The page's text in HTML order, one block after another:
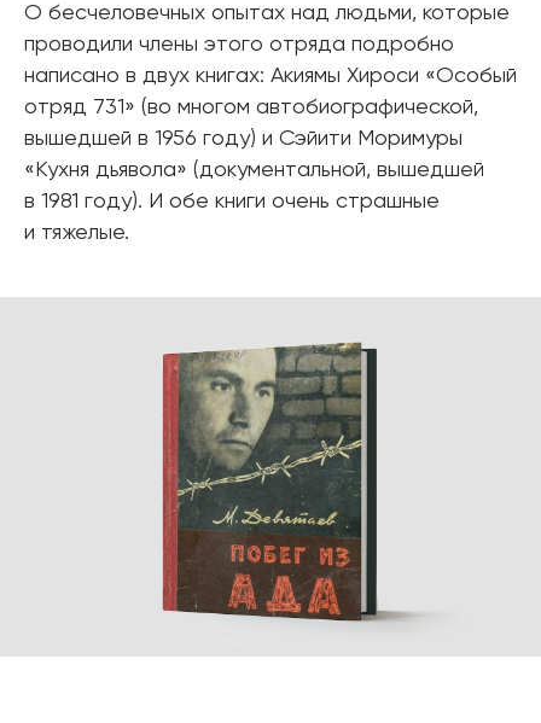
О бесчеловечных опытах над людьми, которые
проводили члены этого отряда подробно
написано в двух книгах: Акиямы Хироси «Особый
отряд 731» (во многом автобиографической,
вышедшей в 1956 году) и Сэйити Моримуры
«Кухня дьявола» (документальной, вышедшей
в 1981 году). И обе книги очень страшные
и тяжелые.